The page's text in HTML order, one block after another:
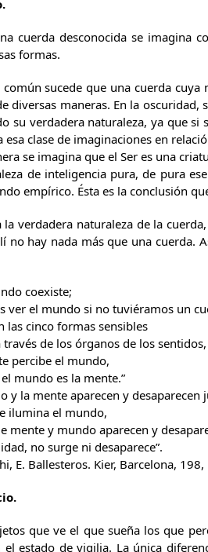
cuerda desconocida se imagina
formas.
sucede que una cuerda
diversas maneras. En la
su verdadera naturaleza, ya que si
esa clase de imaginaciones en
se imagina que el Ser es una
de inteligencia pura, de pura
empírico. Ésta es la conclusión
la verdadera naturaleza de la
no hay nada más que una cuerda.
coexiste;
ver el mundo si no tuviéramos un
las cinco formas sensibles
través de los órganos de los sentidos,
percibe el mundo,
mundo es la mente.”
y la mente aparecen y desaparecen
ilumina el mundo,
mente y mundo aparecen y
no surge ni desaparece”.
E. Ballesteros. Kier, Barcelona,
que ve el que sueña los que
estado de vigilia. La única